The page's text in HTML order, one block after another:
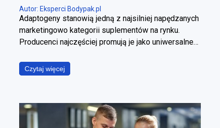
Autor: Eksperci Bodypak.pl
Adaptogeny stanowią jedną z najsilniej napędzanych
marketingowo kategorii suplementów na rynku.
Producenci najczęściej promują je jako uniwersalne
snu, wzrost poziomu energii, wyostrzenie
koncentracji, redukcję stresu oraz wzmocnienie
to jednak założenie błędne. Poszczególne
adaptogeny wyraźnie różnią się od siebie
mechanizmem działania, ich skuteczność zależy od
Czytaj więcej